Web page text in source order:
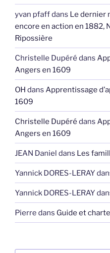
yvan pfaffdans Le dernier
encore en action en 1882,
Ripossière
Christelle Dupéré dans
Angers en 1609
OH dans Apprentissage
1609
Christelle Dupéré dans
Angers en 1609
JEAN Daniel dans Les
Yannick DORES-LERAY
Yannick DORES-LERAY
Pierre dans Guide et